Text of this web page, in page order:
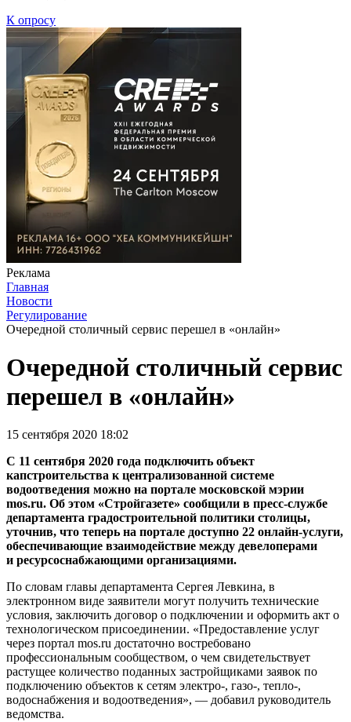
К опросу
Реклама
Главная
Новости
Регулирование
Очередной столичный сервис перешел в «онлайн»
Очередной столичный сервис
перешел в «онлайн»
15 сентября 2020 18:02
С 11 сентября 2020 года подключить объект
капстроительства к централизованной системе
водоотведения можно на портале московской мэрии
mos.ru. Об этом «Стройгазете» сообщили в пресс-службе
департамента градостроительной политики столицы,
уточнив, что теперь на портале доступно 22 онлайн-услуги,
обеспечивающие взаимодействие между девелоперами
и ресурсоснабжающими организациями.
По словам главы департамента Сергея Левкина, в
электронном виде заявители могут получить технические
условия, заключить договор о подключении и оформить акт о
технологическом присоединении. «Предоставление услуг
через портал mos.ru достаточно востребовано
профессиональным сообществом, о чем свидетельствует
растущее количество поданных застройщиками заявок по
подключению объектов к сетям электро-, газо-, тепло-,
водоснабжения и водоотведения», — добавил руководитель
ведомства.